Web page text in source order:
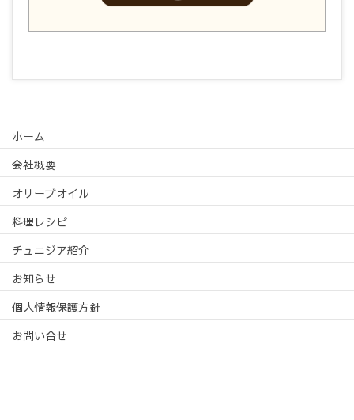
ホーム
会社概要
オリーブオイル
料理レシピ
チュニジア紹介
お知らせ
個人情報保護方針
お問い合せ